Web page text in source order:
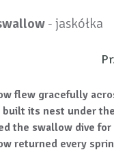
- jaskółka
flew gracefully
built its nest under
the swallow dive
returned every